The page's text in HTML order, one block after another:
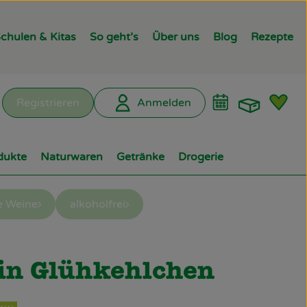
& Kitas So geht’s Über uns Blog Rezepte
Registrieren Anmelden
Naturwaren Getränke Drogerie
Weine alkoholfrei
Glühkehlchen